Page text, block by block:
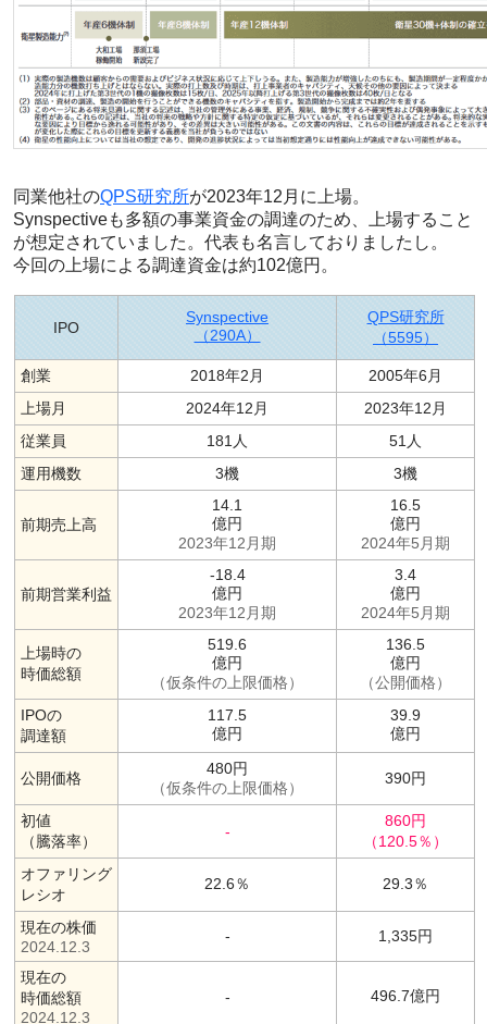
同業他社のQPS研究所が2023年12月に上場。
Synspectiveも多額の事業資金の調達のため、上場すること
が想定されていました。代表も名言しておりましたし。
今回の上場による調達資金は約102億円。
IPO
Synspective
（290A）
QPS研究所
（5595）
創業 2018年2月
2005年6月
上場月
2024年12月
2023年12月
従業員
181人
51人
運用機数
3機 3機
前期売上高
14.1
億円
2023年12月期
16.5
億円
2024年5月期
前期営業利益
-18.4
億円
2023年12月期
3.4
億円
2024年5月期
上場時の
時価総額
519.6
億円
仮条件の上限価格
136.5
億円
公開価格
IPOの
調達額
117.5
億円
39.9
億円
公開価格
480円
仮条件の上限価格
390円
初値
騰落率
-
860円
（120.5％）
オファリング
レシオ
22.6％ 29.3％
現在の株価
2024.12.3
- 1,335円
現在の
時価総額
2024.12.3
- 496.7億円